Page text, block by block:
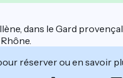
dans le Gard
réserver ou en savoir